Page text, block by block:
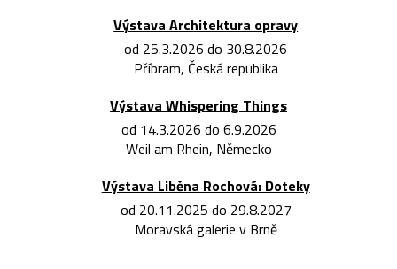
Výstava Architektura opravy
od 25.3.2026 do 30.8.2026
Příbram, Česká republika
Výstava Whispering Things
od 14.3.2026 do 6.9.2026
Weil am Rhein, Německo
Výstava Liběna Rochová: Doteky
od 20.11.2025 do 29.8.2027
Moravská galerie v Brně